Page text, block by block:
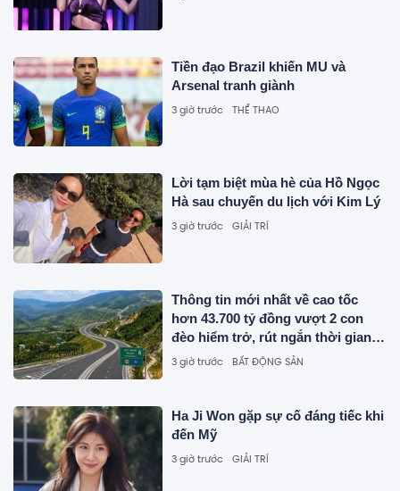
Tiền đạo Brazil khiến MU và
Arsenal tranh giành
3 giờ trước THỂ THAO
Lời tạm biệt mùa hè của Hồ Ngọc
Hà sau chuyến du lịch với Kim Lý
3 giờ trước GIẢI TRÍ
Thông tin mới nhất về cao tốc
hơn 43.700 tỷ đồng vượt 2 con
đèo hiểm trở, rút ngắn thời gian
di chuyển từ Quy Nhơn - Pleiku
3 giờ trước BẤT ĐỘNG SẢN
Ha Ji Won gặp sự cố đáng tiếc khi
đến Mỹ
3 giờ trước GIẢI TRÍ